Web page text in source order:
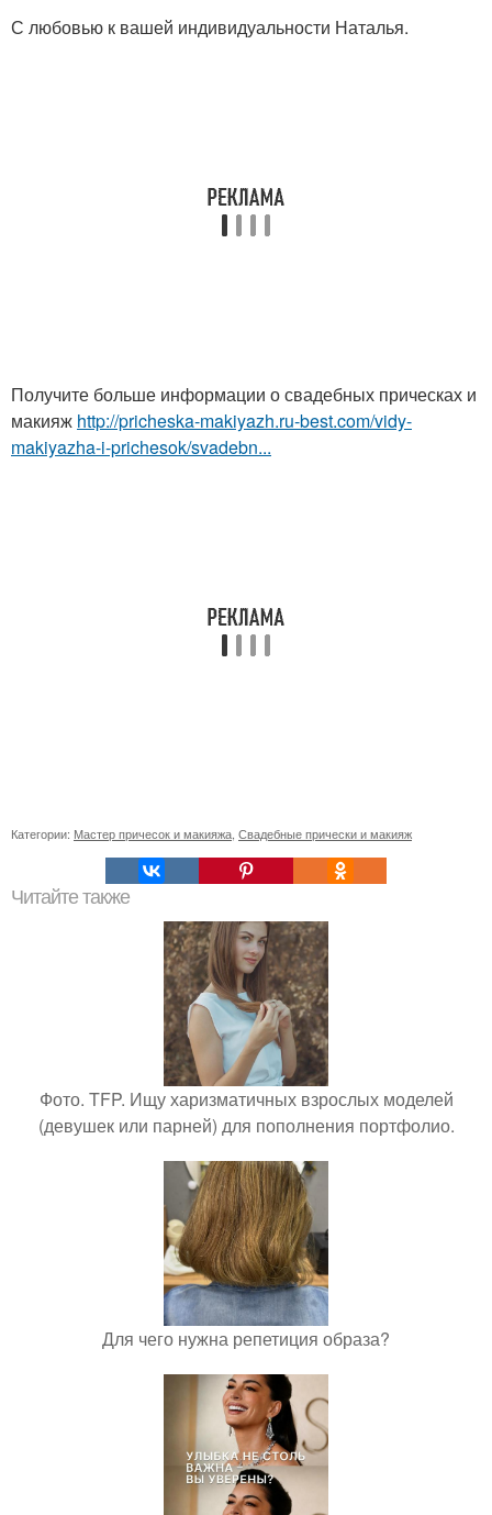
С любовью к вашей индивидуальности Наталья.
Получите больше информации о свадебных прическах и
макияж http://pricheska-makiyazh.ru-best.com/vidy-
makiyazha-i-prichesok/svadebn...
Категории: Мастер причесок и макияжа Свадебные прически и макияж
Читайте также
Фото. TFP. Ищу харизматичных взрослых моделей
(девушек или парней) для пополнения портфолио.
Для чего нужна репетиция образа?